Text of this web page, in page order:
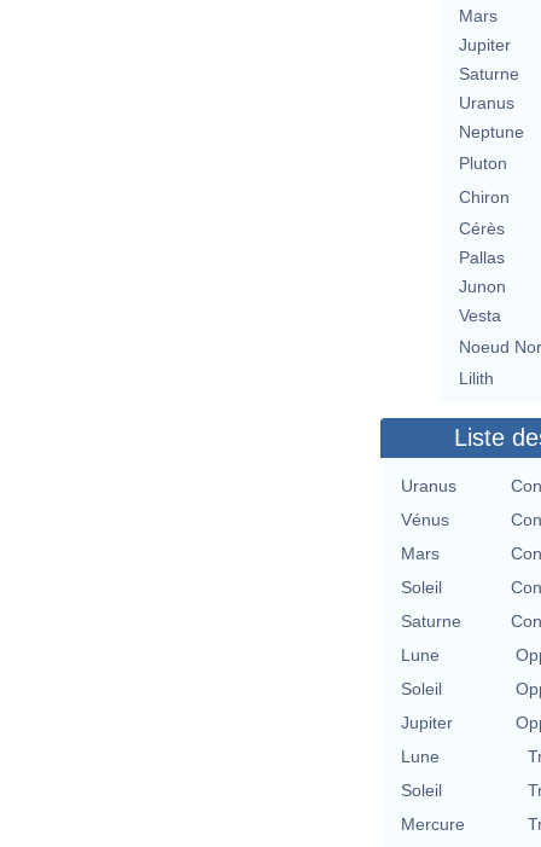
Mars
Jupiter
Saturne
Uranus
Neptune
Pluton
Chiron
Cérès
Pallas
Junon
Vesta
Noeud
Lilith
Liste
Uranus
Vénus
Mars
Soleil
Saturne
Lune
Soleil
Jupiter
Lune
Soleil
Mercure